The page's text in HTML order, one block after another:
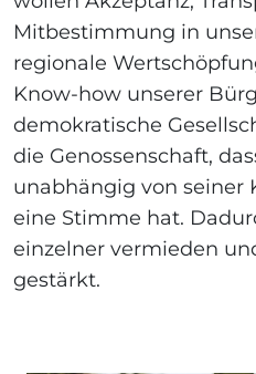
Mitbestimmung in
regionale
Know-how unserer
demokratische
die Genossenschaft,
unabhängig von
eine Stimme hat.
einzelner vermieden
gestärkt.